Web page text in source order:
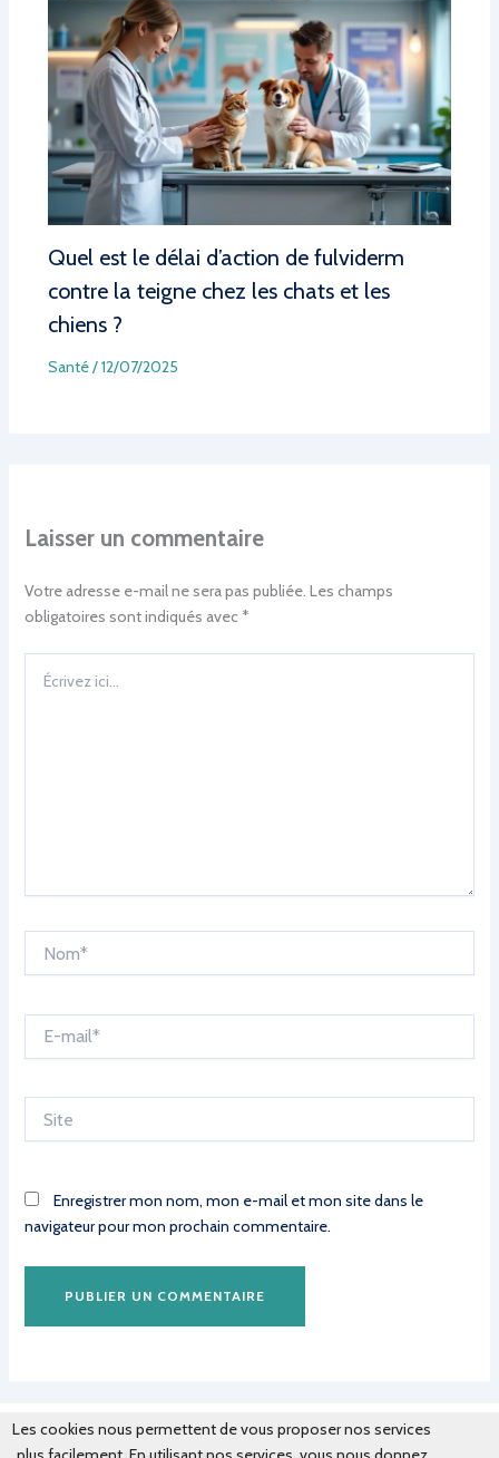
Quel est le délai d’action de fulviderm
contre la teigne chez les chats et les
chiens ?
Santé/12/07/2025
Laisser un commentaire
Votre adresse e-mail ne sera pas publiée. Les champs
obligatoires sont indiqués avec *
ici…
mail*
Enregistrer mon nom, mon e-mail et mon site dans le
navigateur pour mon prochain commentaire.
Les cookies nous permettent de vous proposer nos services